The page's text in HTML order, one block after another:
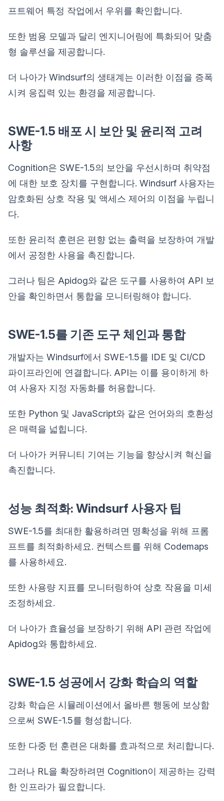
프트웨어 특정 작업에서 우위를 확인합니다.
또한 범용 모델과 달리 엔지니어링에 특화되어 맞춤
형 솔루션을 제공합니다.
더 나아가 Windsurf의 생태계는 이러한 이점을 증폭
시켜 응집력 있는 환경을 제공합니다.
SWE-1.5 배포 시 보안 및 윤리적 고려
사항
Cognition은 SWE-1.5의 보안을 우선시하며 취약점
에 대한 보호 장치를 구현합니다. Windsurf 사용자는
암호화된 상호 작용 및 액세스 제어의 이점을 누립니
다.
또한 윤리적 훈련은 편향 없는 출력을 보장하여 개발
에서 공정한 사용을 촉진합니다.
그러나 팀은 Apidog와 같은 도구를 사용하여 API 보
안을 확인하면서 통합을 모니터링해야 합니다.
SWE-1.5를 기존 도구 체인과 통합
개발자는 Windsurf에서 SWE-1.5를 IDE 및 CI/CD
파이프라인에 연결합니다. API는 이를 용이하게 하
여 사용자 지정 자동화를 허용합니다.
또한 Python 및 JavaScript와 같은 언어와의 호환성
은 매력을 넓힙니다.
더 나아가 커뮤니티 기여는 기능을 향상시켜 혁신을
촉진합니다.
성능 최적화: Windsurf 사용자 팁
SWE-1.5를 최대한 활용하려면 명확성을 위해 프롬
프트를 최적화하세요. 컨텍스트를 위해 Codemaps
를 사용하세요.
또한 사용량 지표를 모니터링하여 상호 작용을 미세
조정하세요.
더 나아가 효율성을 보장하기 위해 API 관련 작업에
Apidog와 통합하세요.
SWE-1.5 성공에서 강화 학습의 역할
강화 학습은 시뮬레이션에서 올바른 행동에 보상함
으로써 SWE-1.5를 형성합니다.
또한 다중 턴 훈련은 대화를 효과적으로 처리합니다.
그러나 RL을 확장하려면 Cognition이 제공하는 강력
한 인프라가 필요합니다.